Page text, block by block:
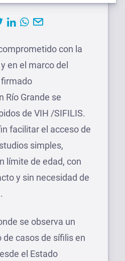
con la
en el marco del
Río Grande se
de VIH /SIFILIS.
facilitar el acceso de
simples,
límite de edad, con
y sin necesidad de
se observa un
casos de sífilis en
el Estado